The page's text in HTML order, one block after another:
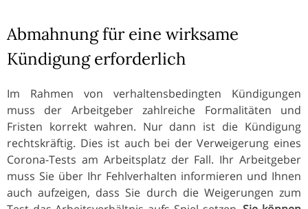
Abmahnung für eine wirksame
Kündigung erforderlich
Im Rahmen von verhaltensbedingten Kündigungen
muss der Arbeitgeber zahlreiche Formalitäten und
Fristen korrekt wahren. Nur dann ist die Kündigung
rechtskräftig. Dies ist auch bei der Verweigerung eines
Corona-Tests am Arbeitsplatz der Fall. Ihr Arbeitgeber
muss Sie über Ihr Fehlverhalten informieren und Ihnen
auch aufzeigen, dass Sie durch die Weigerungen zum